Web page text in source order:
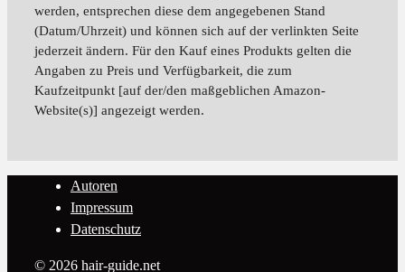
werden, entsprechen diese dem angegebenen Stand
(Datum/Uhrzeit) und können sich auf der verlinkten Seite
jederzeit ändern. Für den Kauf eines Produkts gelten die
Angaben zu Preis und Verfügbarkeit, die zum
Kaufzeitpunkt [auf der/den maßgeblichen Amazon-
Website(s)] angezeigt werden.
Autoren
Impressum
Datenschutz
© 2026 hair-guide.net